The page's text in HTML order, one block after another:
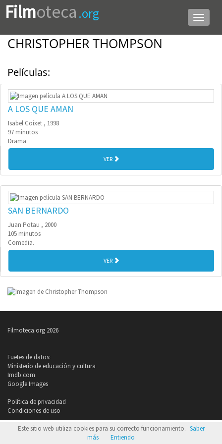
Menú
de
Filmoteca .org
CHRISTOPHER THOMPSON
Películas:
A LOS QUE AMAN
Isabel Coixet , 1998
97 minutos
Drama
VER
SAN BERNARDO
Juan Potau , 2000
105 minutos
Comedia.
VER
Filmoteca.org 2026
Fuetes de datos:
Ministerio de educación y cultura
Imdb.com
Google Images
Política de privacidad
Condiciones de uso
Este sitio web utiliza cookies para su correcto funcionamiento. Saber
más
Entiendo